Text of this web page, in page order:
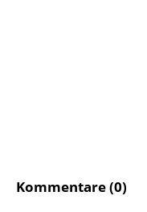
Kommentare (0)